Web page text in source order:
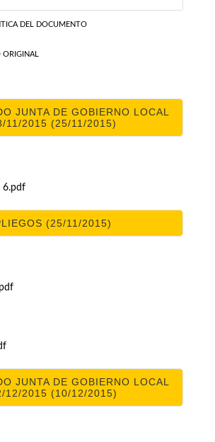
DEL DOCUMENTO
JUNTA DE GOBIERNO LOCAL
11/2015 (25/11/2015)
6.pdf
(25/11/2015)
JUNTA DE GOBIERNO LOCAL
12/2015 (10/12/2015)